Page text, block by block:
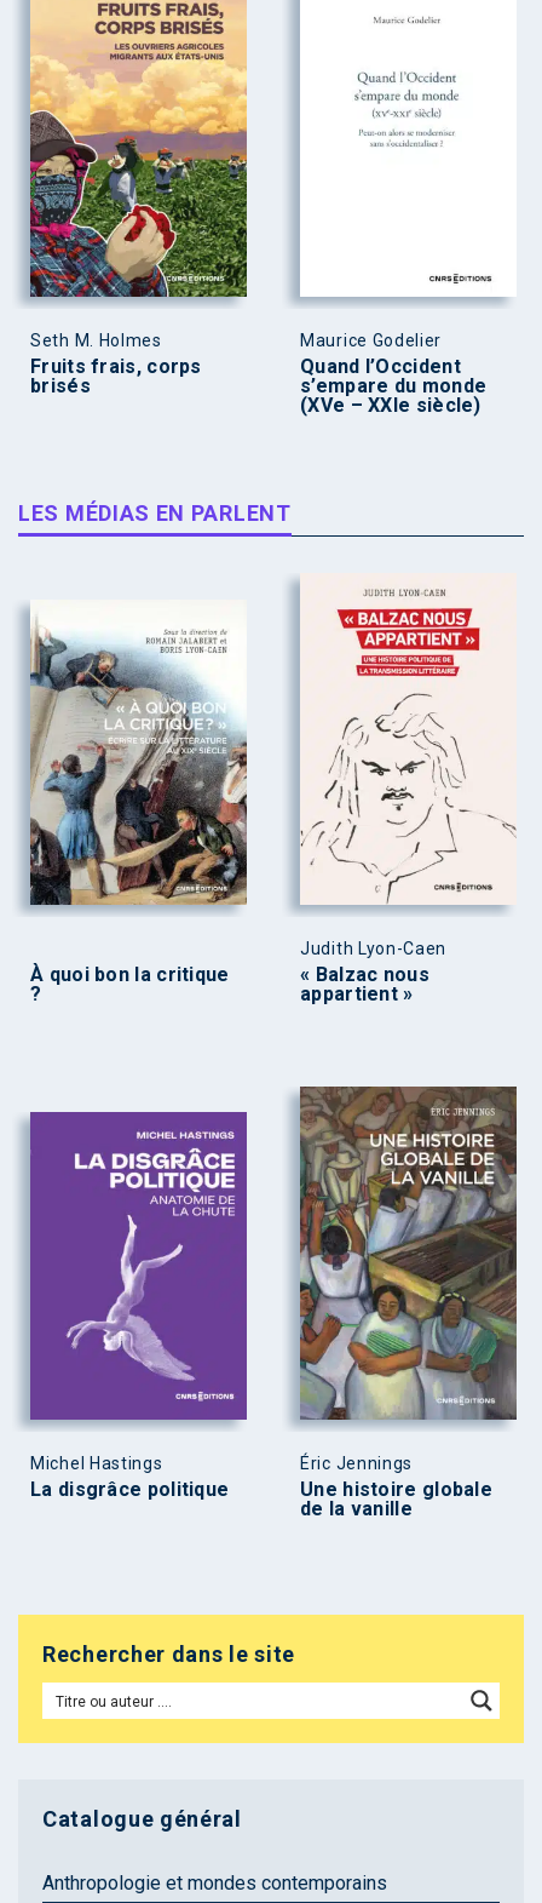
Seth M. Holmes
Fruits frais, corps
brisés
Maurice Godelier
Quand l’Occident
s’empare du monde
(XVe – XXIe siècle)
LES MÉDIAS EN PARLENT
À quoi bon la critique
?
Judith Lyon-Caen
« Balzac nous
appartient »
Michel Hastings
La disgrâce politique
Éric Jennings
Une histoire globale
de la vanille
Rechercher dans le site
Catalogue général
Anthropologie et mondes contemporains